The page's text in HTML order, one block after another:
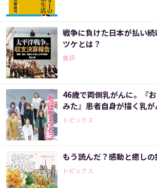
戦争に負けた日本が払い
ツケとは？
書評
46歳で両側乳がんに。『
みた』患者自身が描く乳
トピックス
もう読んだ？感動と癒し
トピックス